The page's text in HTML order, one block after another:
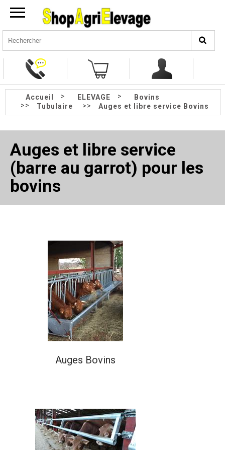
Accueil > ELEVAGE >
Bovins
>>
Tubulaire >> Auges et libre service Bovins
Auges et libre service
(barre au garrot) pour les
bovins
Auges Bovins